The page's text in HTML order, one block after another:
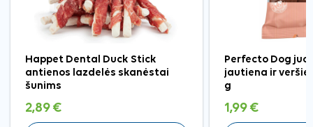
Happet Dental Duck Stick
antienos lazdelės skanėstai
šunims
2,89 €
Perfecto Dog
jautiena ir
g
1,99 €